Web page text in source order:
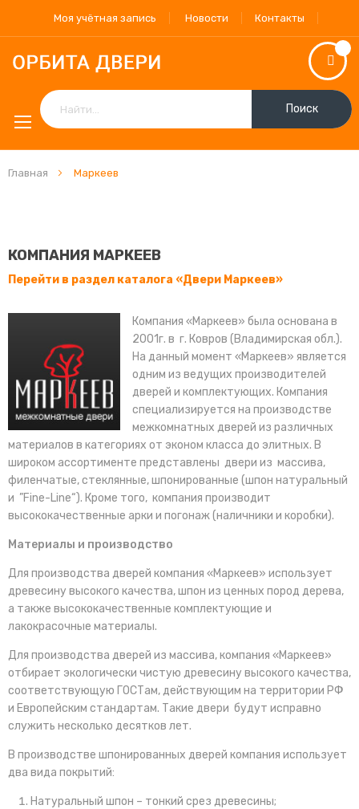
Моя учётная запись Новости Контакты
Поиск
Главная Маркеев
КОМПАНИЯ МАРКЕЕВ
Перейти в раздел каталога «Двери Маркеев»
Компания «Маркеев» была основана в
2001г. в г. Ковров (Владимирская обл.).
На данный момент «Маркеев» является
одним из ведущих производителей
дверей и комплектующих. Компания
специализируется на производстве
межкомнатных дверей из различных
материалов в категориях от эконом класса до элитных. В
широком ассортименте представлены двери из массива,
филенчатые, стеклянные, шпонированные (шпон натуральный
и ”Fine-Line“). Кроме того, компания производит
высококачественные арки и погонаж (наличники и коробки).
Материалы и производство
Для производства дверей компания «Маркеев» использует
древесину высокого качества, шпон из ценных пород дерева,
а также высококачественные комплектующие и
лакокрасочные материалы.
Для производства дверей из массива, компания «Маркеев»
отбирает экологически чистую древесину высокого качества,
соответствующую ГОСТам, действующим на территории РФ
и Европейским стандартам. Такие двери будут исправно
служить несколько десятков лет.
В производстве шпонированных дверей компания использует
два вида покрытий:
Натуральный шпон – тонкий срез древесины;